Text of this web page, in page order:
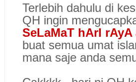
Terlebih dahulu di
QH ingin
SeLaMaT hArI
buat semua umat
mana saje anda